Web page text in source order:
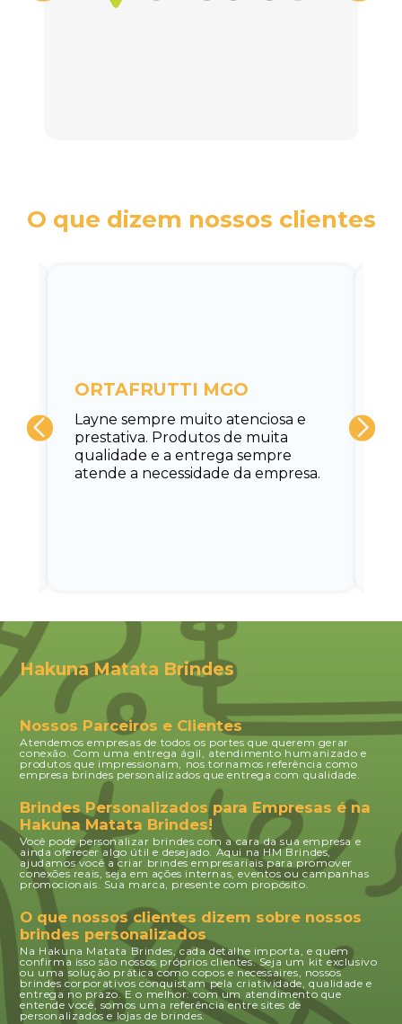
O que dizem nossos clientes
Layne sempre muito atenciosa e
prestativa. Produtos de muita
qualidade e a entrega sempre
atende a necessidade da empresa.
ORTAFRUTTI MGO
Hakuna Matata Brindes
Nossos Parceiros e Clientes
Atendemos empresas de todos os portes que querem gerar
conexão. Com uma entrega ágil, atendimento humanizado e
produtos que impressionam, nos tornamos referência como
empresa brindes personalizados que entrega com qualidade.
Brindes Personalizados para Empresas é na
Hakuna Matata Brindes!
Você pode personalizar brindes com a cara da sua empresa e
ainda oferecer algo útil e desejado. Aqui na HM Brindes,
ajudamos você a criar brindes empresariais para promover
conexões reais, seja em ações internas, eventos ou campanhas
promocionais. Sua marca, presente com propósito.
O que nossos clientes dizem sobre nossos
brindes personalizados
Na Hakuna Matata Brindes, cada detalhe importa, e quem
confirma isso são nossos próprios clientes. Seja um kit exclusivo
ou uma solução prática como copos e necessaires, nossos
brindes corporativos conquistam pela criatividade, qualidade e
entrega no prazo. E o melhor: com um atendimento que
entende você, somos uma referência entre sites de
personalizados e lojas de brindes.